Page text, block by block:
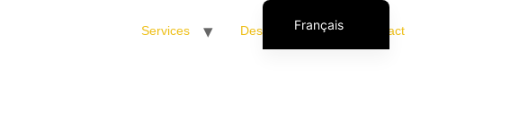
Services Destinations Contact
Français
English (UK)